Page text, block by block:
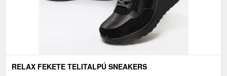
RELAX FEKETE TELITALPÚ SNEAKERS